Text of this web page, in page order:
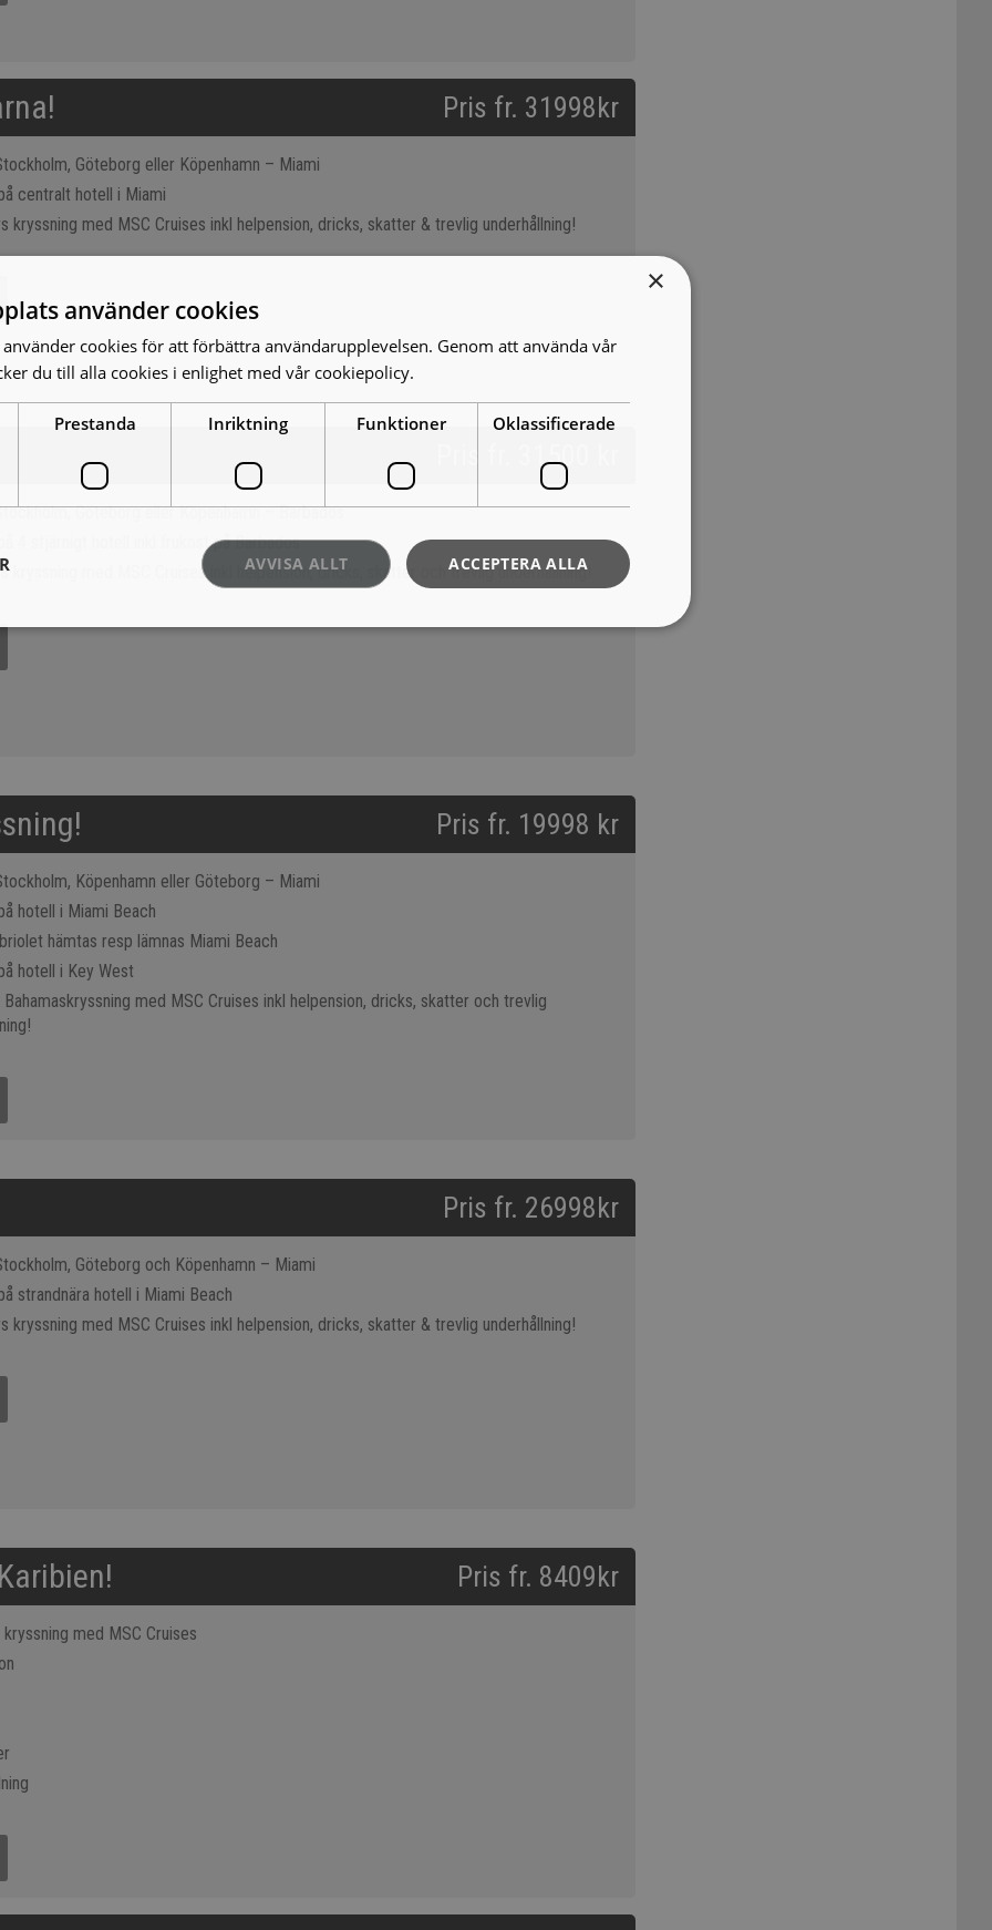
Pris fr. 31998kr
Göteborg eller Köpenhamn – Miami
centralt hotell i Miami
kryssning med MSC Cruises inkl helpension, dricks, skatter & trevlig underhållning!
Pris fr. 31500 kr
Göteborg eller Köpenhamn – Barbados
4 stjärnigt hotell inkl frukost på Barbados
kryssning med MSC Cruises inkl helpension, dricks, skatter och trevlig underhållning!
Pris fr. 19998 kr
Köpenhamn eller Göteborg – Miami
hotell i Miami Beach
hämtas resp lämnas Miami Beach
hotell i Key West
med MSC Cruises inkl helpension, dricks, skatter och trevlig
Pris fr. 26998kr
Göteborg och Köpenhamn – Miami
strandnära hotell i Miami Beach
kryssning med MSC Cruises inkl helpension, dricks, skatter & trevlig underhållning!
Pris fr. 8409kr
med MSC Cruises
×
använder cookies
cookies för att förbättra användarupplevelsen. Genom att använda vår
du till alla cookies i enlighet med vår cookiepolicy.
Prestanda Inriktning Funktioner Oklassificerade
ACCEPTERA ALLA
AVVISA ALLT